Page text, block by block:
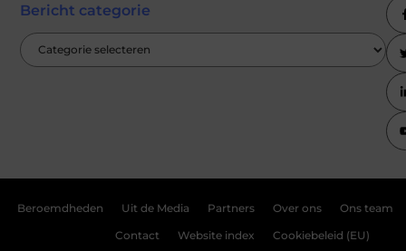
Bericht categorie
Beroemdheden Uit de Media Partners Over ons Ons team
Contact Website index Cookiebeleid (EU)